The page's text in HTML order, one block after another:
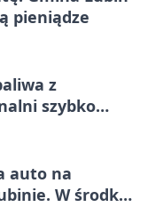
pieniądze
z
szybko
auto na
W środku